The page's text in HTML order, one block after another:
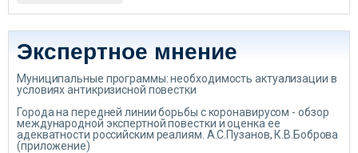
Экспертное мнение
Муниципальные программы: необходимость актуализации в
условиях антикризисной повестки
Города на передней линии борьбы с коронавирусом - обзор
международной экспертной повестки и оценка ее
адекватности российским реалиям. А.С.Пузанов, К.В.Боброва
(приложение)